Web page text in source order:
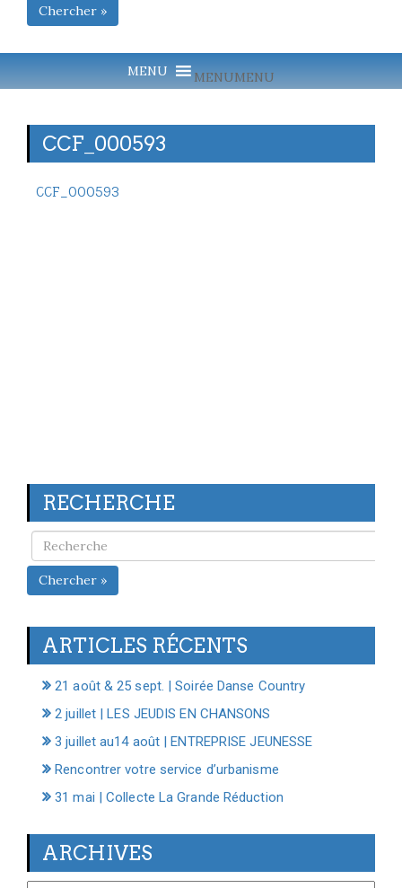
Chercher »
MENUMENU
CCF_000593
CCF_000593
RECHERCHE
Chercher »
ARTICLES RÉCENTS
21 août & 25 sept. | Soirée Danse Country
2 juillet | LES JEUDIS EN CHANSONS
3 juillet au14 août | ENTREPRISE JEUNESSE
Rencontrer votre service d’urbanisme
31 mai | Collecte La Grande Réduction
ARCHIVES